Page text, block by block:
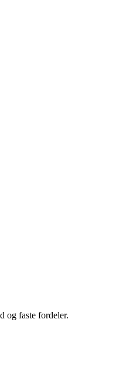
og faste fordeler.